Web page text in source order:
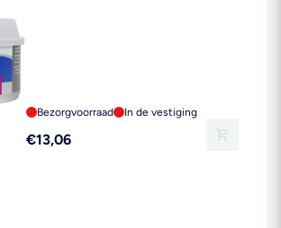
Bezorgvoorraad In de vestiging
Reguliere
€13,06